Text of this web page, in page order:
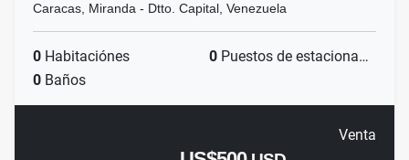
Caracas, Miranda - Dtto. Capital, Venezuela
0 Habitaciónes 0 Puestos de estacionamientos
0 Baños
Venta